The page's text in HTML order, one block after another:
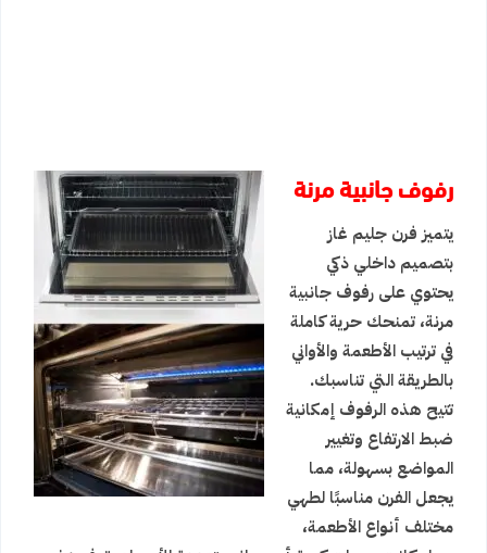
رفوف جانبية مرنة
يتميز فرن جليم غاز
بتصميم داخلي ذكي
يحتوي على رفوف جانبية
مرنة، تمنحك حرية كاملة
في ترتيب الأطعمة والأواني
بالطريقة التي تناسبك.
تتيح هذه الرفوف إمكانية
ضبط الارتفاع وتغيير
المواضع بسهولة، مما
يجعل الفرن مناسبًا لطهي
مختلف أنواع الأطعمة،